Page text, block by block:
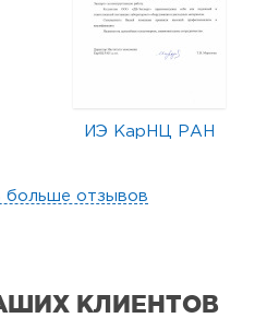
ИЭ КарНЦ РАН
больше отзывов
КЛИЕНТОВ